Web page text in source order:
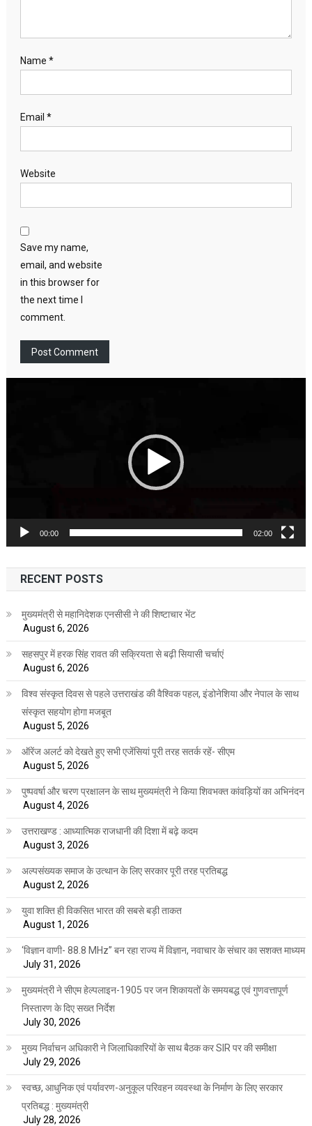
Name *
Email *
Website
Save my name,
email, and website
in this browser for
the next time I
comment.
00:00 02:00
RECENT POSTS
मुख्यमंत्री से महानिदेशक एनसीसी ने की शिष्टाचार भेंट
August 6, 2026
सहसपुर में हरक सिंह रावत की सक्रियता से बढ़ी सियासी चर्चाएं
August 6, 2026
विश्व संस्कृत दिवस से पहले उत्तराखंड की वैश्विक पहल, इंडोनेशिया और नेपाल के साथ
संस्कृत सहयोग होगा मजबूत
August 5, 2026
ऑरेंज अलर्ट को देखते हुए सभी एजेंसियां पूरी तरह सतर्क रहें- सीएम
August 5, 2026
पुष्पवर्षा और चरण प्रक्षालन के साथ मुख्यमंत्री ने किया शिवभक्त कांवड़ियों का अभिनंदन
August 4, 2026
उत्तराखण्ड : आध्यात्मिक राजधानी की दिशा में बढ़े कदम
August 3, 2026
अल्पसंख्यक समाज के उत्थान के लिए सरकार पूरी तरह प्रतिबद्ध
August 2, 2026
युवा शक्ति ही विकसित भारत की सबसे बड़ी ताकत
August 1, 2026
‘विज्ञान वाणी- 88.8 MHz” बन रहा राज्य में विज्ञान, नवाचार के संचार का सशक्त माध्यम
July 31, 2026
मुख्यमंत्री ने सीएम हेल्पलाइन-1905 पर जन शिकायतों के समयबद्ध एवं गुणवत्तापूर्ण
निस्तारण के दिए सख्त निर्देश
July 30, 2026
मुख्य निर्वाचन अधिकारी ने जिलाधिकारियों के साथ बैठक कर SIR पर की समीक्षा
July 29, 2026
स्वच्छ, आधुनिक एवं पर्यावरण-अनुकूल परिवहन व्यवस्था के निर्माण के लिए सरकार
प्रतिबद्ध : मुख्यमंत्री
July 28, 2026